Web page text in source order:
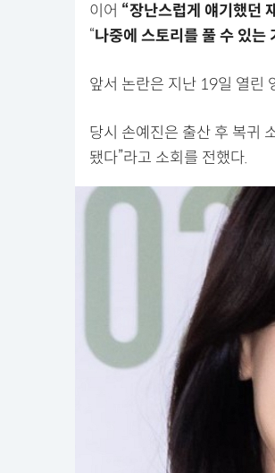
이어 “장난스럽게 얘기했던
“나중에 스토리를 풀 수 있는
앞서 논란은 지난 19일 열린
당시 손예진은 출산 후 복귀
됐다”라고 소회를 전했다.